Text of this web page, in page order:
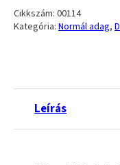
Cikkszám: 00114
Kategória: Normál adag,
Leírás